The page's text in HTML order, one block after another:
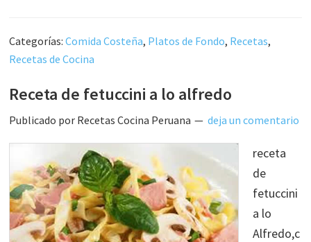
Categorías:Comida Costeña, Platos de Fondo, Recetas,
Recetas de Cocina
Receta de fetuccini a lo alfredo
Publicado por Recetas Cocina Peruana deja un comentario
receta
de
fetuccini
a lo
Alfredo,c